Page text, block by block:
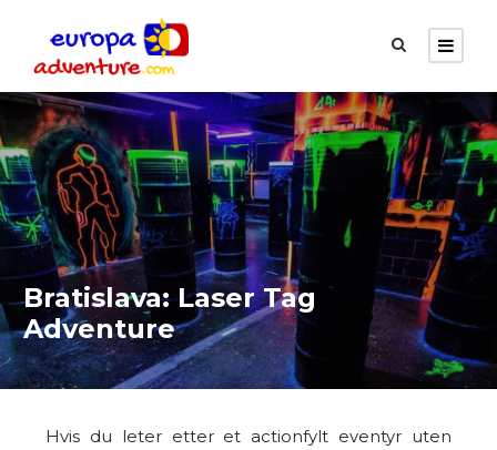
Bratislava: Laser Tag
Adventure
Hvis du leter etter et actionfylt eventyr uten